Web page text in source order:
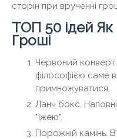
сторін при врученні
ТОП 50 ідей Як
Гроші
Червоний
філософією саме
примножуватися.
Ланч бокс.
"їжею".
Порожній камінь.